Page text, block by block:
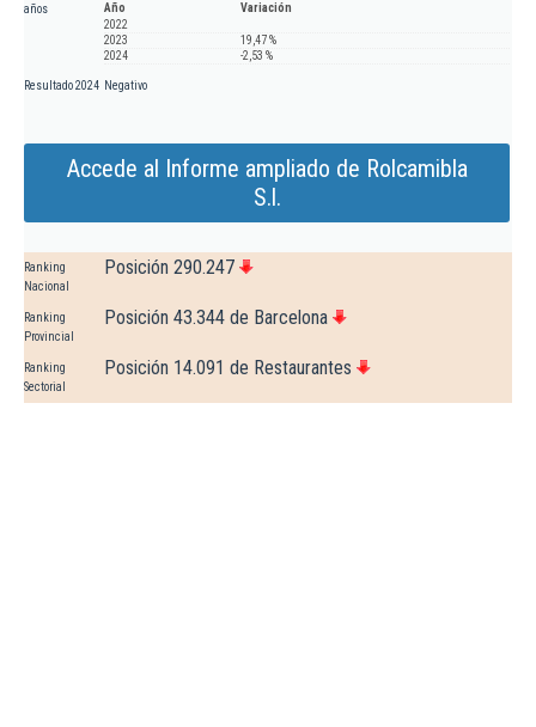
años
Año
Variación
2022
2023
19,47 %
2024
-2,53 %
Resultado 2024 Negativo
Accede al Informe ampliado de Rolcamibla
S.l.
Ranking
Nacional
Posición 290.247
Ranking
Provincial
Posición 43.344 de Barcelona
Ranking
Sectorial
Posición 14.091 de Restaurantes